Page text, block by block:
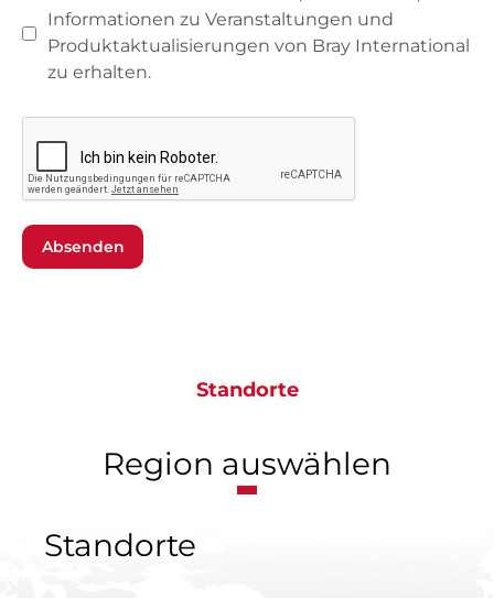
Informationen zu Veranstaltungen und
Produktaktualisierungen von Bray International
zu erhalten.
Absenden
Standorte
Region auswählen
Standorte